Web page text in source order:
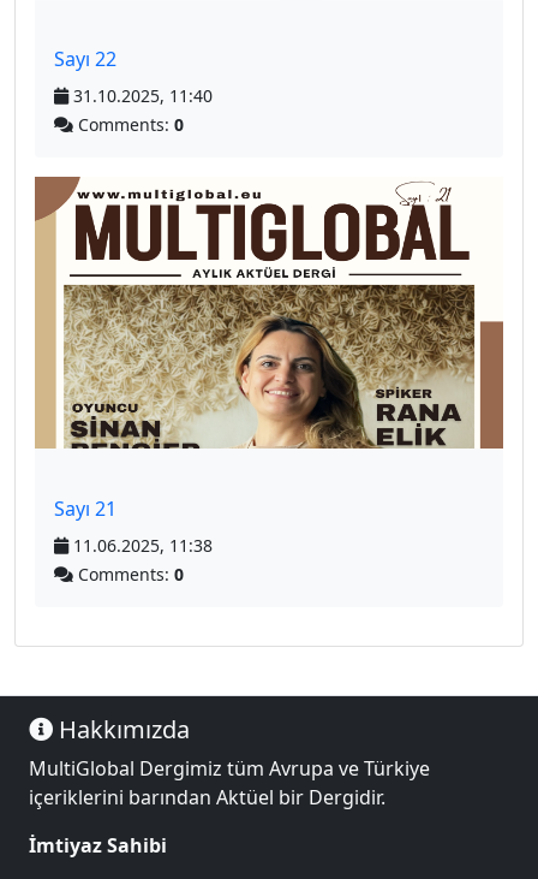
Sayı 22
31.10.2025, 11:40
Comments: 0
Sayı 21
11.06.2025, 11:38
Comments: 0
Hakkımızda
MultiGlobal Dergimiz tüm Avrupa ve Türkiye
içeriklerini barından Aktüel bir Dergidir.
İmtiyaz Sahibi